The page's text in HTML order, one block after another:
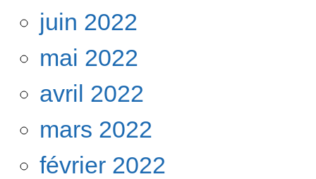
juin 2022
mai 2022
avril 2022
mars 2022
février 2022